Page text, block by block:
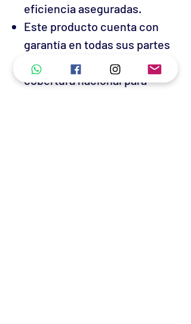
eficiencia aseguradas.
Este producto cuenta con
garantía en todas sus partes
por defectos de fabricación y
cobertura nacional para